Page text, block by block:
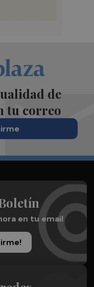
de
tu correo
en tu email